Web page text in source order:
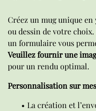
Créez un mug unique
ou dessin de votre
un formulaire vous
Veuillez fournir une
pour un rendu optimal.
Personnalisation sur
La création et